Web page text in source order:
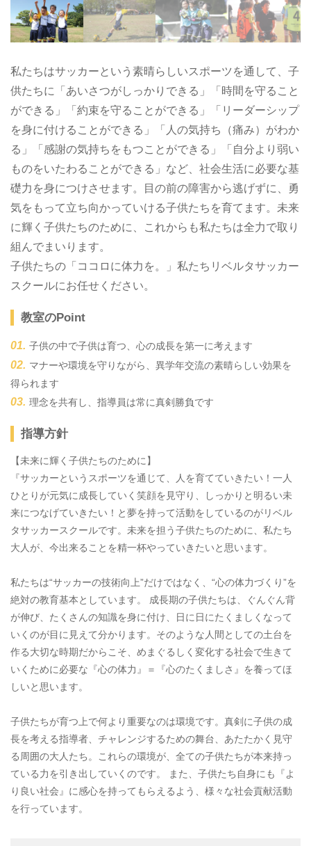
私たちはサッカーという素晴らしいスポーツを通して、子
供たちに「あいさつがしっかりできる」「時間を守ること
ができる」「約束を守ることができる」「リーダーシップ
を身に付けることができる」「人の気持ち（痛み）がわか
る」「感謝の気持ちをもつことができる」「自分より弱い
ものをいたわることができる」など、社会生活に必要な基
礎力を身につけさせます。目の前の障害から逃げずに、勇
気をもって立ち向かっていける子供たちを育てます。未来
に輝く子供たちのために、これからも私たちは全力で取り
組んでまいります。
子供たちの「ココロに体力を。」私たちリベルタサッカー
スクールにお任せください。
教室のPoint
子供の中で子供は育つ、心の成長を第一に考えます
マナーや環境を守りながら、異学年交流の素晴らしい効果を
得られます
理念を共有し、指導員は常に真剣勝負です
指導方針
【未来に輝く子供たちのために】
『サッカーというスポーツを通じて、人を育てていきたい！一人
ひとりが元気に成長していく笑顔を見守り、しっかりと明るい未
来につなげていきたい！と夢を持って活動をしているのがリベル
タサッカースクールです。未来を担う子供たちのために、私たち
大人が、今出来ることを精一杯やっていきたいと思います。
私たちは“サッカーの技術向上”だけではなく、“心の体力づくり”を
絶対の教育基本としています。 成長期の子供たちは、ぐんぐん背
が伸び、たくさんの知識を身に付け、日に日にたくましくなって
いくのが目に見えて分かります。そのような人間としての土台を
作る大切な時期だからこそ、めまぐるしく変化する社会で生きて
いくために必要な『心の体力』＝『心のたくましさ』を養ってほ
しいと思います。
子供たちが育つ上で何より重要なのは環境です。真剣に子供の成
長を考える指導者、チャレンジするための舞台、あたたかく見守
る周囲の大人たち。これらの環境が、全ての子供たちが本来持っ
ている力を引き出していくのです。 また、子供たち自身にも『よ
り良い社会』に感心を持ってもらえるよう、様々な社会貢献活動
を行っています。